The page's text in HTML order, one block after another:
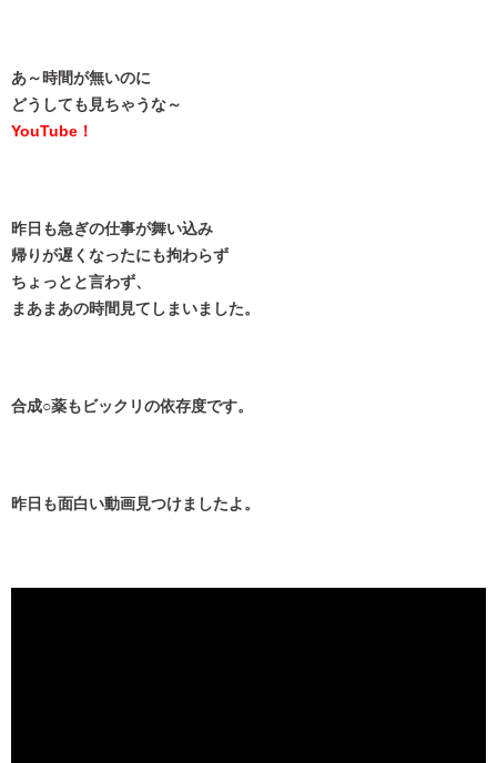
あ～時間が無いのに
どうしても見ちゃうな～
YouTube！
昨日も急ぎの仕事が舞い込み
帰りが遅くなったにも拘わらず
ちょっとと言わず、
まあまあの時間見てしまいました。
合成○薬もビックリの依存度です。
昨日も面白い動画見つけましたよ。